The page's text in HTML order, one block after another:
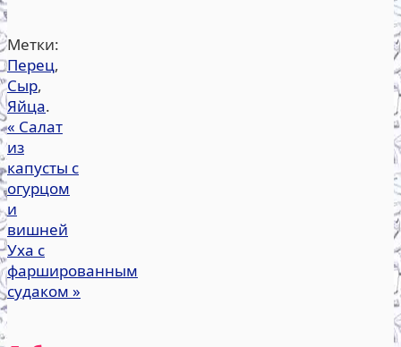
Метки:
Перец,
Сыр,
Яйца.
« Салат
из
капусты с
огурцом
и
вишней
Уха с
фаршированным
судаком »